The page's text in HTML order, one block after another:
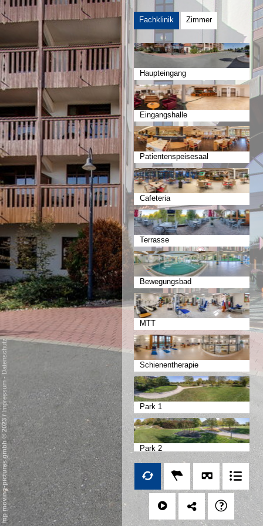
Fachklinik Zimmer
Haupteingang
Eingangshalle
Patientenspeisesaal
Cafeteria
Terrasse
Bewegungsbad
MTT
Schienentherapie
Park 1
Park 2
Park 3
mp moving-pictures gmbh © 2023
/
Impressum
-
Datenschutz